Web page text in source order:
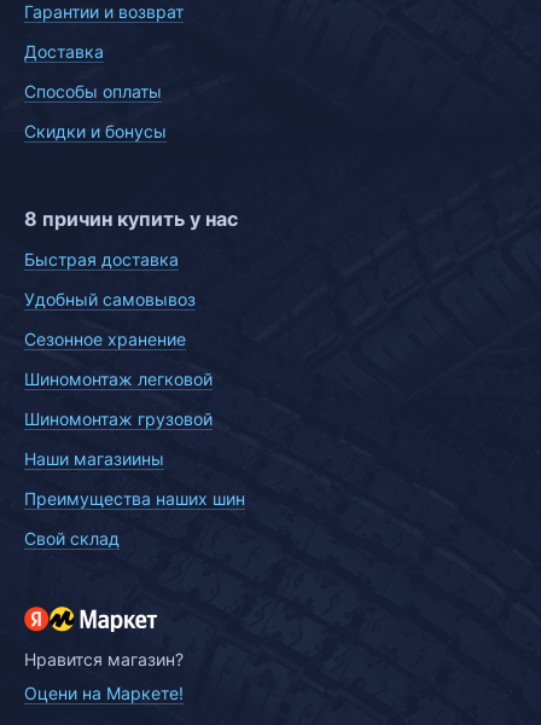
Гарантии и возврат
Доставка
Способы оплаты
Скидки и бонусы
8 причин купить у нас
Быстрая доставка
Удобный самовывоз
Сезонное хранение
Шиномонтаж легковой
Шиномонтаж грузовой
Наши магазиины
Преимущества наших шин
Свой склад
Нравится магазин?
Оцени на Маркете!